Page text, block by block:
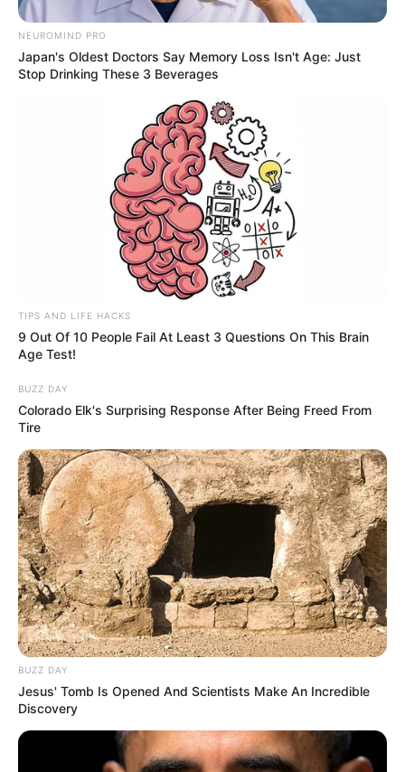
NEUROMIND PRO
Japan's Oldest Doctors Say Memory Loss Isn't Age: Just
Stop Drinking These 3 Beverages
TIPS AND LIFE HACKS
9 Out Of 10 People Fail At Least 3 Questions On This Brain
Age Test!
BUZZ DAY
Colorado Elk's Surprising Response After Being Freed From
Tire
BUZZ DAY
Jesus' Tomb Is Opened And Scientists Make An Incredible
Discovery